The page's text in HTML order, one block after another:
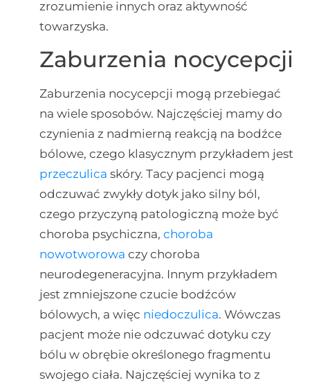
zrozumienie innych oraz aktywność
towarzyska.
Zaburzenia nocycepcji
Zaburzenia nocycepcji mogą przebiegać
na wiele sposobów. Najczęściej mamy do
czynienia z nadmierną reakcją na bodźce
bólowe, czego klasycznym przykładem jest
przeczulica skóry. Tacy pacjenci mogą
odczuwać zwykły dotyk jako silny ból,
czego przyczyną patologiczną może być
choroba psychiczna, choroba
nowotworowa czy choroba
neurodegeneracyjna. Innym przykładem
jest zmniejszone czucie bodźców
bólowych, a więc niedoczulica. Wówczas
pacjent może nie odczuwać dotyku czy
bólu w obrębie określonego fragmentu
swojego ciała. Najczęściej wynika to z